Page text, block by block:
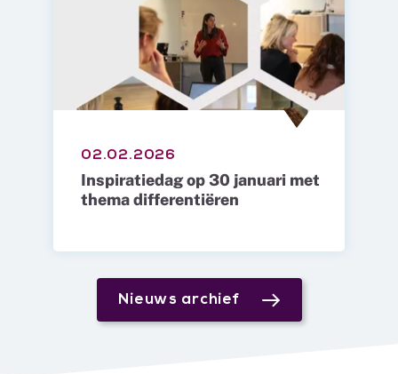
02.02.2026
Inspiratiedag op 30 januari met
thema differentiëren
Nieuws archief